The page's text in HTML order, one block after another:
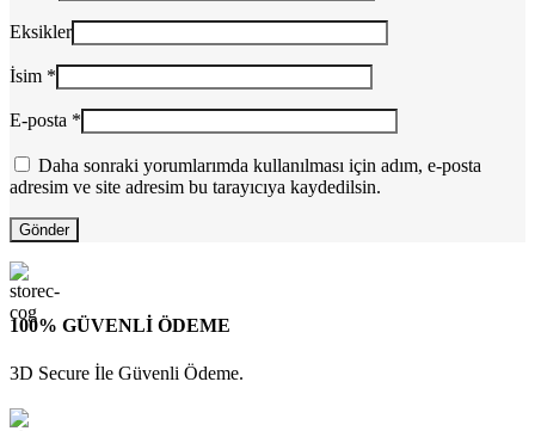
Eksikler
İsim *
E-posta *
Daha sonraki yorumlarımda kullanılması için adım, e-posta
adresim ve site adresim bu tarayıcıya kaydedilsin.
100% GÜVENLİ ÖDEME
3D Secure İle Güvenli Ödeme.